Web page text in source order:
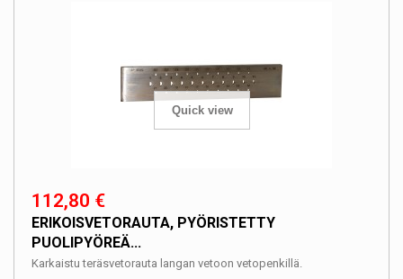
Quick view
112,80 €
ERIKOISVETORAUTA, PYÖRISTETTY
PUOLIPYÖREÄ...
Karkaistu teräsvetorauta langan vetoon vetopenkillä.